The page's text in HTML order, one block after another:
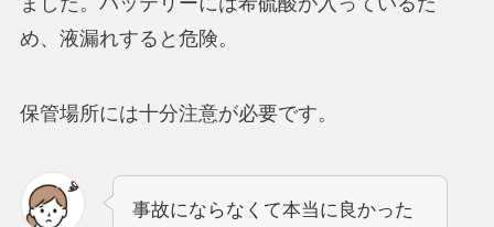
め、液漏れすると危険。
保管場所には十分注意が必要です。
事故にならなくて本当に良かった